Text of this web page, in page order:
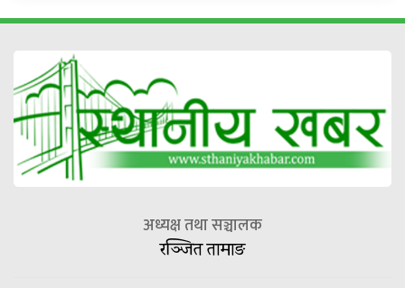
अध्यक्ष तथा सञ्चालक
रञ्जित तामाङ